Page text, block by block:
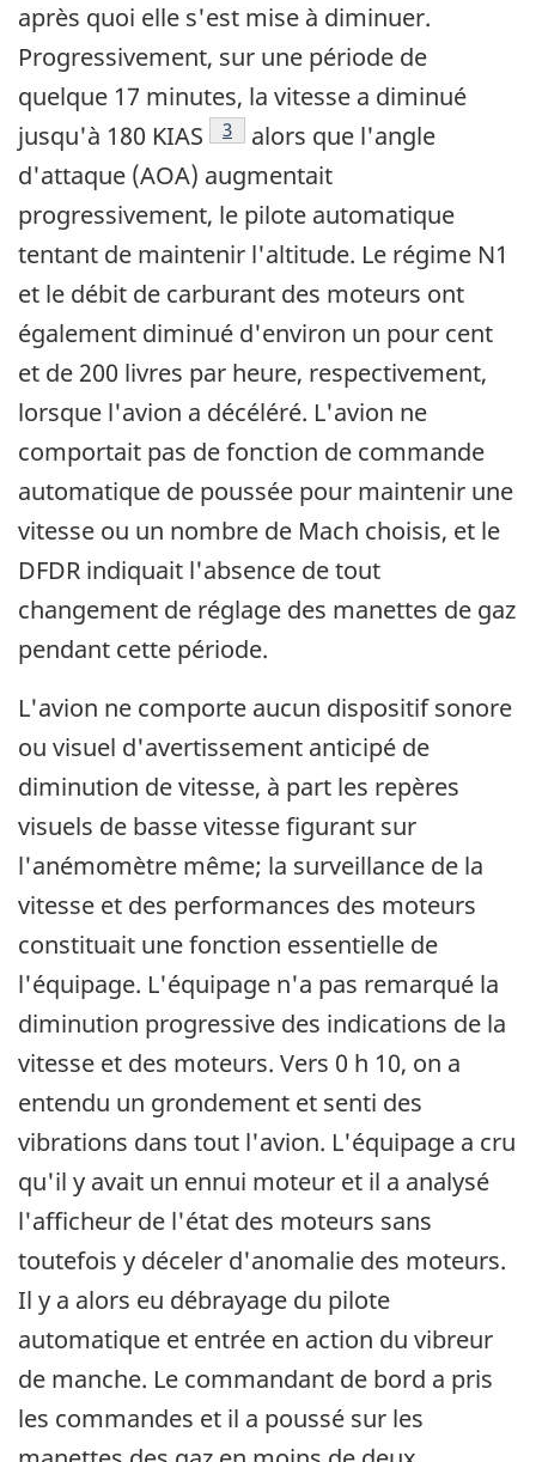
après quoi elle s'est mise à diminuer.
Progressivement, sur une période de
quelque 17 minutes, la vitesse a diminué
jusqu'à 180 KIAS
Footnote
3
alors que l'angle
d'attaque (AOA) augmentait
progressivement, le pilote automatique
tentant de maintenir l'altitude. Le régime N1
et le débit de carburant des moteurs ont
également diminué d'environ un pour cent
et de 200 livres par heure, respectivement,
lorsque l'avion a décéléré. L'avion ne
comportait pas de fonction de commande
automatique de poussée pour maintenir une
vitesse ou un nombre de Mach choisis, et le
DFDR indiquait l'absence de tout
changement de réglage des manettes de gaz
pendant cette période.
L'avion ne comporte aucun dispositif sonore
ou visuel d'avertissement anticipé de
diminution de vitesse, à part les repères
visuels de basse vitesse figurant sur
l'anémomètre même; la surveillance de la
vitesse et des performances des moteurs
constituait une fonction essentielle de
l'équipage. L'équipage n'a pas remarqué la
diminution progressive des indications de la
vitesse et des moteurs. Vers 0 h 10, on a
entendu un grondement et senti des
vibrations dans tout l'avion. L'équipage a cru
qu'il y avait un ennui moteur et il a analysé
l'afficheur de l'état des moteurs sans
toutefois y déceler d'anomalie des moteurs.
Il y a alors eu débrayage du pilote
automatique et entrée en action du vibreur
de manche. Le commandant de bord a pris
les commandes et il a poussé sur les